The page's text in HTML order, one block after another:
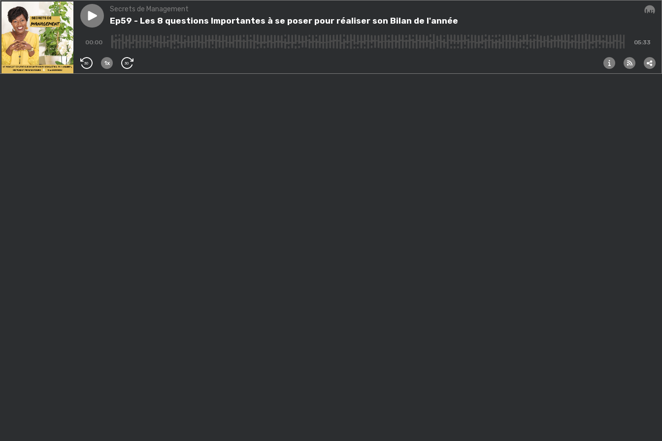
Play episodeEp59 - Les 8 questions Importantes à se poser pour réaliser son Bilan de l'année
Secrets de Management
Ep59 - Les 8 questions Importantes à se poser pour réaliser son Bilan de l'année
00:00 05:33
30 1x 30